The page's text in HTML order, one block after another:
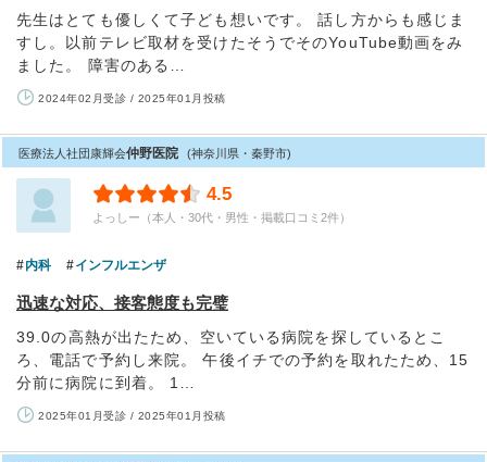
先生はとても優しくて子ども想いです。 話し方からも感じま
すし。以前テレビ取材を受けたそうでそのYouTube動画をみ
ました。 障害のある…
2024年02月受診 / 2025年01月投稿
医療法人社団康輝会仲野医院 (神奈川県・秦野市)
4.5
よっしー（本人・30代・男性・掲載口コミ2件）
内科 インフルエンザ
迅速な対応、接客態度も完璧
39.0の高熱が出たため、空いている病院を探しているとこ
ろ、電話で予約し来院。 午後イチでの予約を取れたため、15
分前に病院に到着。 1…
2025年01月受診 / 2025年01月投稿